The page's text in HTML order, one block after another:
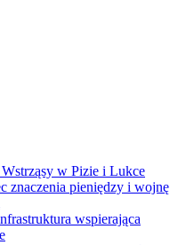
w Pizie i Lukce
znaczenia pieniędzy i wojnę
wspierająca